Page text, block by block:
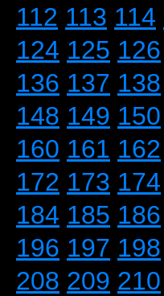
112 113 114
124 125 126
136 137 138
148 149 150
160 161 162
172 173 174
184 185 186
196 197 198
208 209 210